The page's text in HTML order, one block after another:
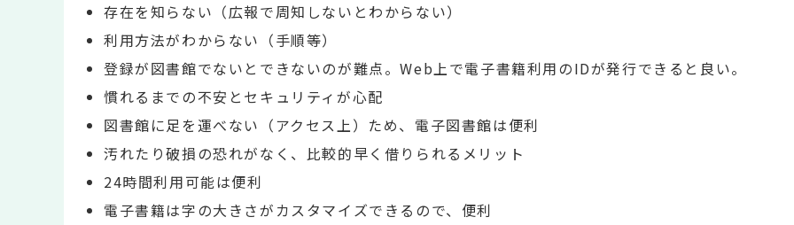
存在を知らない（広報で周知しないとわからない）
利用方法がわからない（手順等）
登録が図書館でないとできないのが難点。Web上で電子書籍利用のIDが発行できると良い。
慣れるまでの不安とセキュリティが心配
図書館に足を運べない（アクセス上）ため、電子図書館は便利
汚れたり破損の恐れがなく、比較的早く借りられるメリット
24時間利用可能は便利
電子書籍は字の大きさがカスタマイズできるので、便利